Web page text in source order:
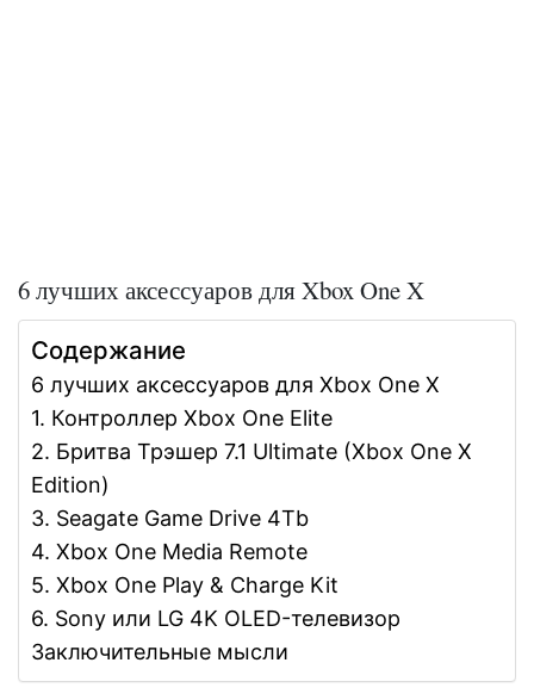
6 лучших аксессуаров для Xbox One X
Содержание
6 лучших аксессуаров для Xbox One X
1. Контроллер Xbox One Elite
2. Бритва Трэшер 7.1 Ultimate (Xbox One X
Edition)
3. Seagate Game Drive 4Tb
4. Xbox One Media Remote
5. Xbox One Play & Charge Kit
6. Sony или LG 4K OLED-телевизор
Заключительные мысли